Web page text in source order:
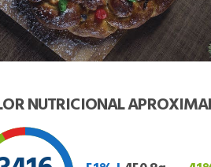
NUTRICIONAL